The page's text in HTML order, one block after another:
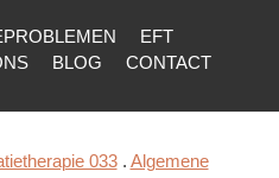
EFT
BLOG CONTACT
033. Algemene